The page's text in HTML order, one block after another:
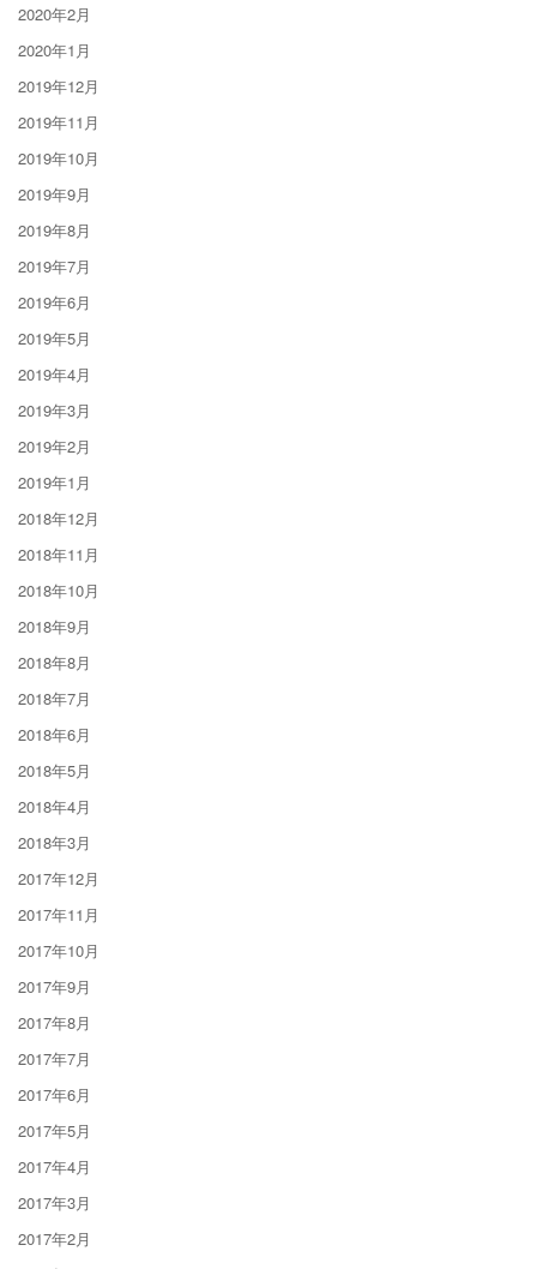
2020年2月
2020年1月
2019年12月
2019年11月
2019年10月
2019年9月
2019年8月
2019年7月
2019年6月
2019年5月
2019年4月
2019年3月
2019年2月
2019年1月
2018年12月
2018年11月
2018年10月
2018年9月
2018年8月
2018年7月
2018年6月
2018年5月
2018年4月
2018年3月
2017年12月
2017年11月
2017年10月
2017年9月
2017年8月
2017年7月
2017年6月
2017年5月
2017年4月
2017年3月
2017年2月